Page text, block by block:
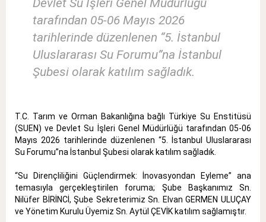
Devlet Su İşleri Genel Müdürlüğü
tarafından 05-06 Mayıs 2026
tarihlerinde düzenlenen “5. İstanbul
Uluslararası Su Forumu”na İstanbul
Şubesi olarak katılım sağladık.
T.C. Tarım ve Orman Bakanlığına bağlı Türkiye Su Enstitüsü
(SUEN) ve Devlet Su İşleri Genel Müdürlüğü tarafından 05-06
Mayıs 2026 tarihlerinde düzenlenen “5. İstanbul Uluslararası
Su Forumu”na İstanbul Şubesi olarak katılım sağladık.
“Su Dirençliliğini Güçlendirmek: İnovasyondan Eyleme” ana
temasıyla gerçekleştirilen foruma; Şube Başkanımız Sn.
Nilüfer BİRİNCİ, Şube Sekreterimiz Sn. Elvan GERMEN ULUÇAY
ve Yönetim Kurulu Üyemiz Sn. Aytül ÇEVİK katılım sağlamıştır.